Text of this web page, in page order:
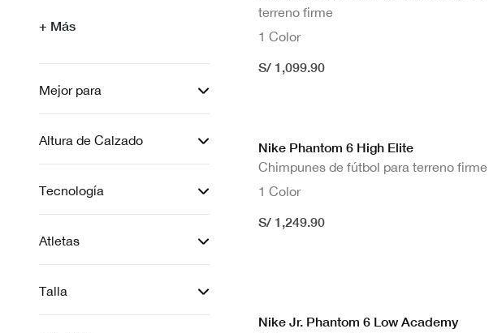
Filtrar por Superficie: Cancha cubierta IC
+ Más
Mejor para
Altura de Calzado
Tecnología
Atletas
Talla
terreno firme
1 Color
S/ 1,099.90
Nike Phantom 6 High Elite
Chimpunes de fútbol para terreno firme
1 Color
S/ 1,249.90
Nike Jr. Phantom 6 Low Academy